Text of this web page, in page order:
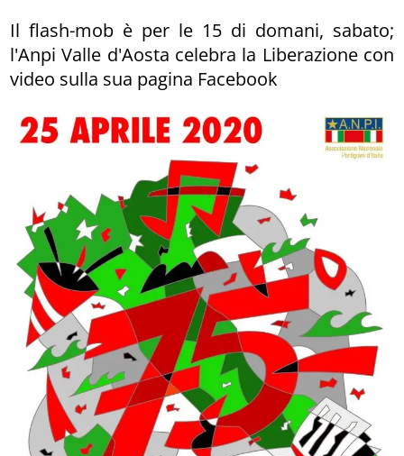
Il flash-mob è per le 15 di domani, sabato;
l'Anpi Valle d'Aosta celebra la Liberazione con
video sulla sua pagina Facebook